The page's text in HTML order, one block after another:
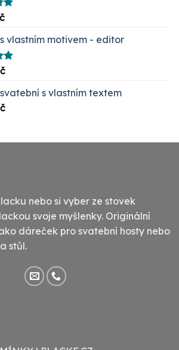
vlastním motivem - editor
s vlastním textem
nebo si vyber ze stovek
svoje myšlenky. Originální
dáreček pro svatební hosty nebo
stůl.